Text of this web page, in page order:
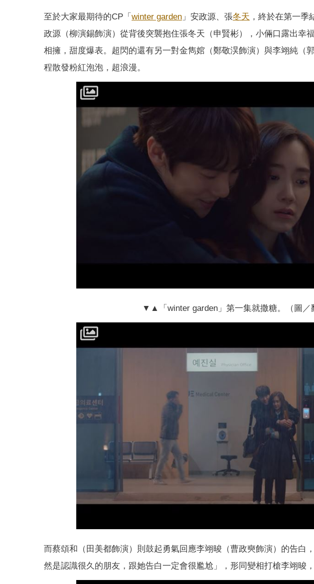
至於大家最期待的CP「 winter garden 」安政源、張冬天 ，終於在第一
政源（柳演錫飾演）從背後突襲抱住張冬天（申賢彬），小倆口露出幸
相擁，甜度爆表。超閃的還有另一對金雋婠（鄭敬淏飾演）與李翊純（
程散發粉紅泡泡，超浪漫。
▼▲「winter garden」第一集就撒糖。（圖／
而蔡頌和（田美都飾演）則鼓起勇氣回應李翊晙（曹政奭飾演）的告白
然是認識很久的朋友，跟她告白一定會很尷尬」，形同變相打槍李翊晙，